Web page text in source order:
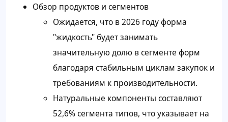
Обзор продуктов и сегментов
Ожидается, что в 2026 году форма
"жидкость" будет занимать
значительную долю в сегменте форм
благодаря стабильным циклам закупок и
требованиям к производительности.
Натуральные компоненты составляют
52,6% сегмента типов, что указывает на